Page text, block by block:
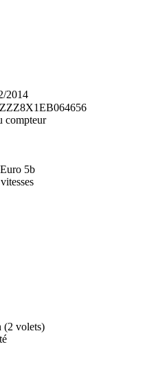
2014
compteur
5b
(2 volets)